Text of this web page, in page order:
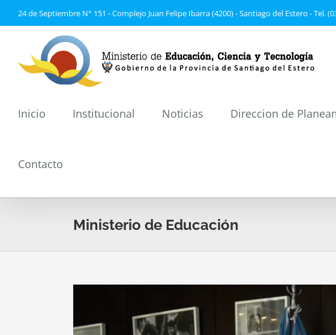
al
24 de Septiembre N° 151 - Complejo Juan Felipe Ibarra (4200) - Santiago del Estero - Tel.
Inicio Institucional Noticias Direccion de
Contacto
Ministerio de Educación